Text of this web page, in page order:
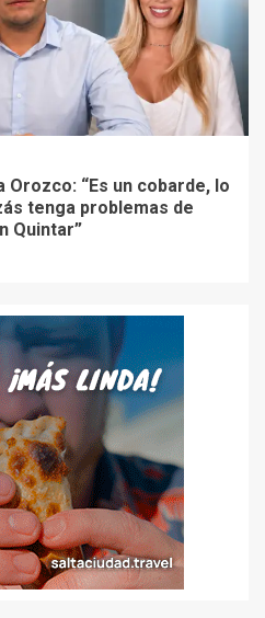
Orozco: “Es un cobarde, lo
tenga problemas de
Quintar”